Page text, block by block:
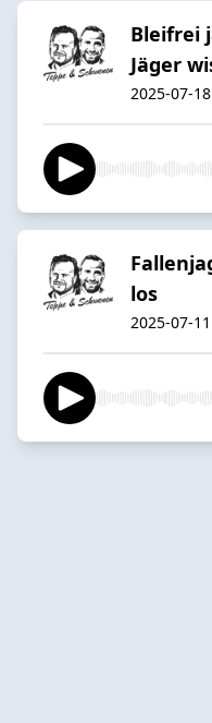
Bleifrei
Jäger
2025-07-18
los
2025-07-11